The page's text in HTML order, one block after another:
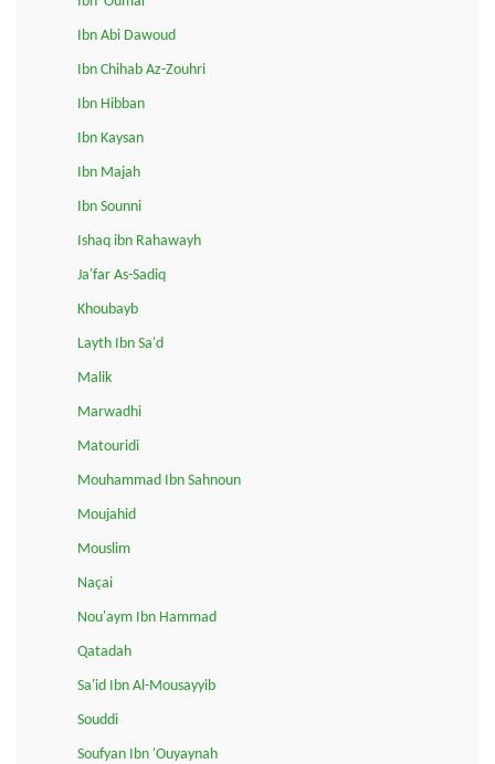
Ibn Abi Dawoud
Ibn Chihab Az-Zouhri
Ibn Hibban
Ibn Kaysan
Ibn Majah
Ibn Sounni
Ishaq ibn Rahawayh
Ja'far As-Sadiq
Khoubayb
Layth Ibn Sa'd
Malik
Marwadhi
Matouridi
Mouhammad Ibn Sahnoun
Moujahid
Mouslim
Naçai
Nou'aym Ibn Hammad
Qatadah
Sa'id Ibn Al-Mousayyib
Souddi
Soufyan Ibn 'Ouyaynah